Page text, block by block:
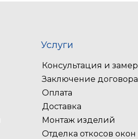
Услуги
Консультация и замер
Заключение договора
Оплата
Доставка
Монтаж изделий
Отделка откосов окон